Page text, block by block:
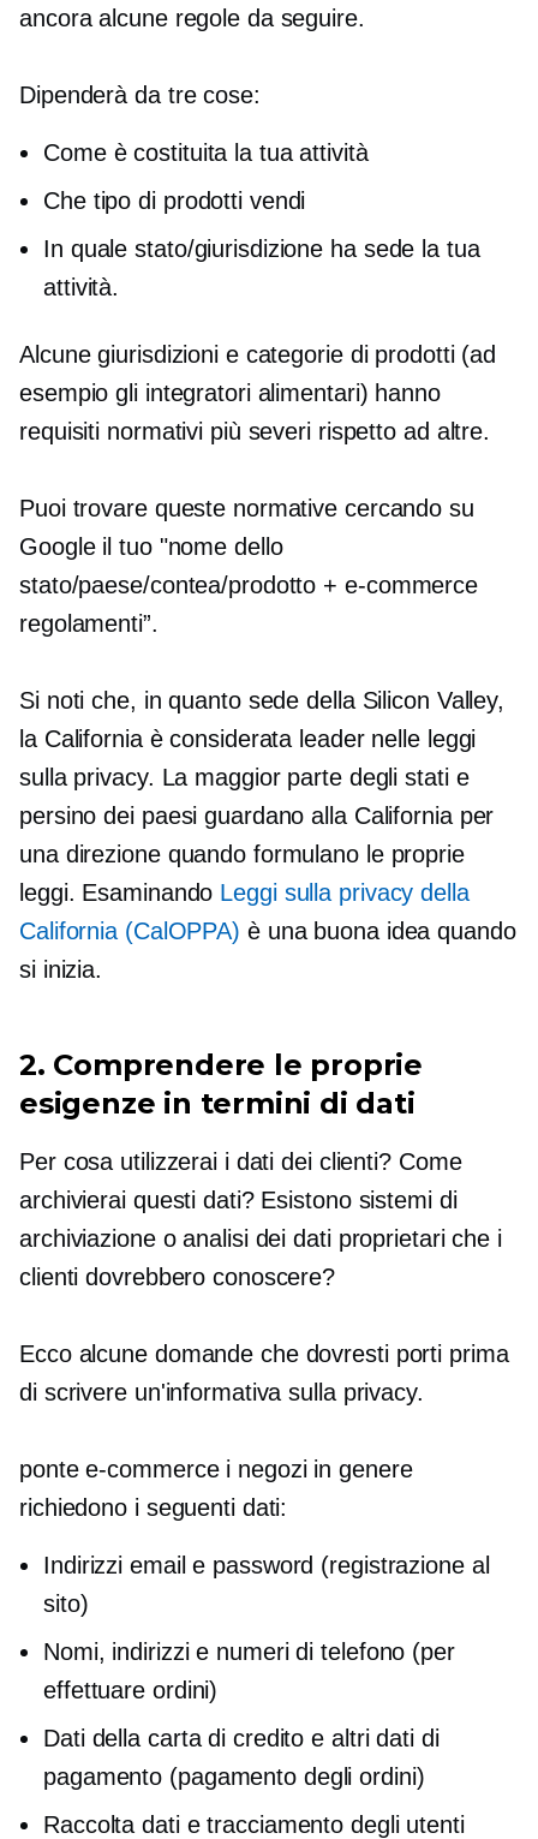
ancora alcune regole da seguire.
Dipenderà da tre cose:
Come è costituita la tua attività
Che tipo di prodotti vendi
In quale stato/giurisdizione ha sede la tua
attività.
Alcune giurisdizioni e categorie di prodotti (ad
esempio gli integratori alimentari) hanno
requisiti normativi più severi rispetto ad altre.
Puoi trovare queste normative cercando su
Google il tuo "nome dello
stato/paese/contea/prodotto + e-commerce
regolamenti”.
Si noti che, in quanto sede della Silicon Valley,
la California è considerata leader nelle leggi
sulla privacy. La maggior parte degli stati e
persino dei paesi guardano alla California per
una direzione quando formulano le proprie
leggi. Esaminando Leggi sulla privacy della
California (CalOPPA) è una buona idea quando
si inizia.
2. Comprendere le proprie
esigenze in termini di dati
Per cosa utilizzerai i dati dei clienti? Come
archivierai questi dati? Esistono sistemi di
archiviazione o analisi dei dati proprietari che i
clienti dovrebbero conoscere?
Ecco alcune domande che dovresti porti prima
di scrivere un'informativa sulla privacy.
pontee-commercei negozi in genere
richiedono i seguenti dati:
Indirizzi email e password (registrazione al
sito)
Nomi, indirizzi e numeri di telefono (per
effettuare ordini)
Dati della carta di credito e altri dati di
pagamento (pagamento degli ordini)
Raccolta dati e tracciamento degli utenti